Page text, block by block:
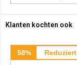
Klanten kochten ook
58% Reduziert